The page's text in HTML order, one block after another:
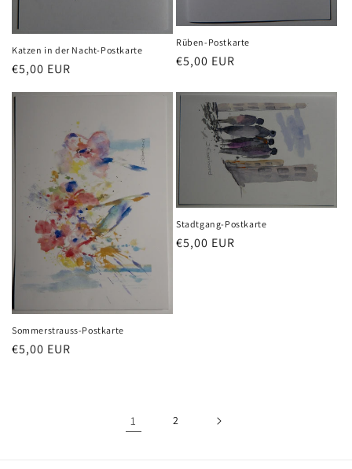
Katzen in der Nacht-Postkarte
Normaler
€5,00 EUR
Rüben-Postkarte
Normaler
€5,00 EUR
Sommerstrauss-Postkarte
Normaler
€5,00 EUR
Stadtgang-Postkarte
Normaler
€5,00 EUR
1 2